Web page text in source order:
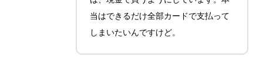
当はできるだけ全部カードで支払って
しまいたいんですけど。